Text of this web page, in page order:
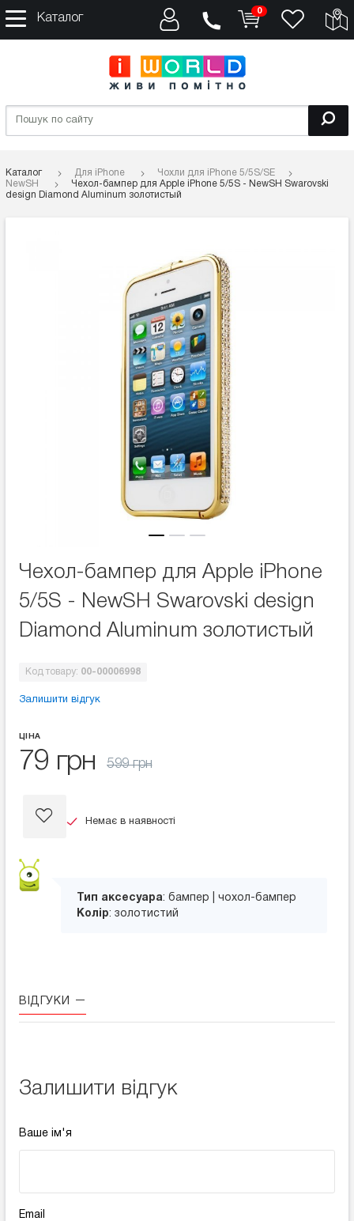
Каталог
0
Каталог Для iPhone
Чохли для iPhone 5/5S/SE
NewSH
Чехол-бампер для Apple iPhone 5/5S - NewSH Swarovski
design Diamond Aluminum золотистый
Чехол-бампер для Apple iPhone
5/5S - NewSH Swarovski design
Diamond Aluminum золотистый
Код товару: 00-00006998
Залишити відгук
ЦІНА
79 грн 599 грн
Немає в наявності
Тип аксесуара: бампер | чохол-бампер
Колір: золотистий
ВІДГУКИ
Залишити відгук
Ваше ім'я
Email